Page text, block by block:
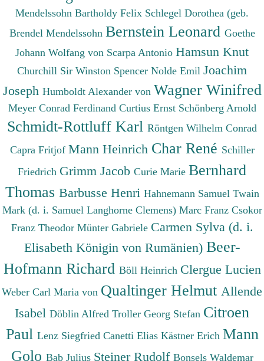
Mendelssohn Bartholdy Felix Schlegel Dorothea (geb.
Brendel Mendelssohn Bernstein Leonard Goethe
Johann Wolfang von Scarpa Antonio Hamsun Knut
Churchill Sir Winston Spencer Nolde Emil Joachim
Joseph Humboldt Alexander von Wagner Winifred
Meyer Conrad Ferdinand Curtius Ernst Schönberg Arnold
Schmidt-Rottluff Karl Röntgen Wilhelm Conrad
Capra Fritjof Mann Heinrich Char René Schiller
Friedrich Grimm Jacob Curie Marie Bernhard
Thomas Barbusse Henri Hahnemann Samuel Twain
Mark (d. i. Samuel Langhorne Clemens) Marc Franz Csokor
Franz Theodor Münter Gabriele Carmen Sylva (d. i.
Elisabeth Königin von Rumänien) Beer-
Hofmann Richard Böll Heinrich Clergue Lucien
Weber Carl Maria von Qualtinger Helmut Allende
Isabel Döblin Alfred Troller Georg Stefan Citroen
Paul Lenz Siegfried Canetti Elias Kästner Erich Mann
Golo Bab Julius Steiner Rudolf Bonsels Waldemar